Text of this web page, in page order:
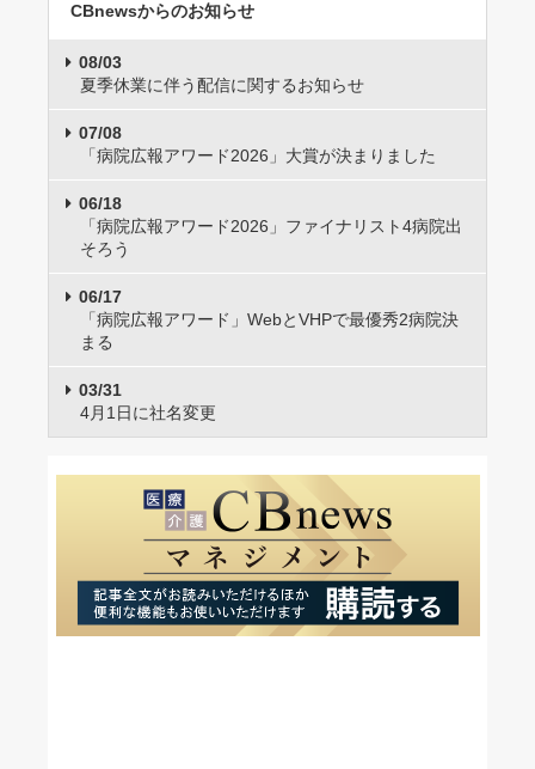
CBnewsからのお知らせ
08/03
夏季休業に伴う配信に関するお知らせ
07/08
「病院広報アワード2026」大賞が決まりました
06/18
「病院広報アワード2026」ファイナリスト4病院出
そろう
06/17
「病院広報アワード」WebとVHPで最優秀2病院決
まる
03/31
4月1日に社名変更